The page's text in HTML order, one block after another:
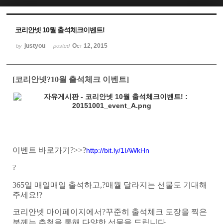
코리안넷 10월 출석체크이벤트!
by justyou posted Oct 12, 2015
[코리안넷?10월 출석체크 이벤트]
이벤트 바로가기?>>?http://bit.ly/1IAWkHn
?
365일 매일매일 출석하고,?매월 달라지는 선물도 기대해
주세요!?
코리안넷 마이페이지에서?꾸준히 출석체크 도장을 찍은
분께는 추첨을 통해 다양한 선물을 드립니다.
Sketchbook5, 스케치북5